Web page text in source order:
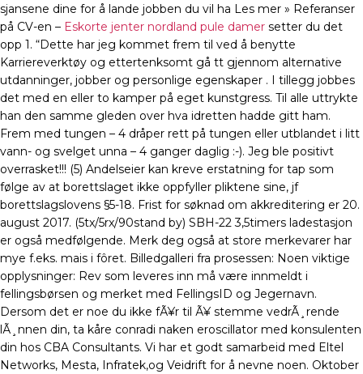
sjansene dine for å lande jobben du vil ha Les mer » Referanser
på CV-en – Eskorte jenter nordland pule damer setter du det
opp 1. “Dette har jeg kommet frem til ved å benytte
Karriereverktøy og ettertenksomt gå tt gjennom alternative
utdanninger, jobber og personlige egenskaper . I tillegg jobbes
det med en eller to kamper på eget kunstgress. Til alle uttrykte
han den samme gleden over hva idretten hadde gitt ham.
Frem med tungen – 4 dråper rett på tungen eller utblandet i litt
vann- og svelget unna – 4 ganger daglig :-). Jeg ble positivt
overrasket!!! (5) Andelseier kan kreve erstatning for tap som
følge av at borettslaget ikke oppfyller pliktene sine, jf
borettslagslovens §5-18. Frist for søknad om akkreditering er 20.
august 2017. (5tx/5rx/90stand by) SBH-22 3,5timers ladestasjon
er også medfølgende. Merk deg også at store merkevarer har
mye f.eks. mais i fôret. Billedgalleri fra prosessen: Noen viktige
opplysninger: Rev som leveres inn må være innmeldt i
fellingsbørsen og merket med FellingsID og Jegernavn.
Dersom det er noe du ikke fÃ¥r til Ã¥ stemme vedrÃ¸rende
lÃ¸nnen din, ta kåre conradi naken eroscillator med konsulenten
din hos CBA Consultants. Vi har et godt samarbeid med Eltel
Networks, Mesta, Infratek,og Veidrift for å nevne noen. Oktober